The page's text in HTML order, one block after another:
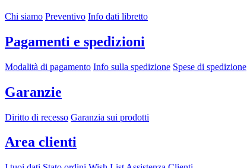
Chi siamo Preventivo Info dati libretto
Pagamenti e spedizioni
Modalità di pagamento Info sulla spedizione Spese di spedizione
Garanzie
Diritto di recesso Garanzia sui prodotti
Area clienti